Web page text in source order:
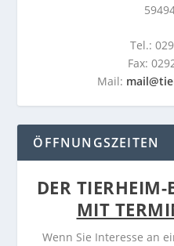
Tel.:
Fax:
Mail:
ÖFFNUNGSZEITEN
DER TIERHEIM-
MIT
Wenn Sie Interesse an